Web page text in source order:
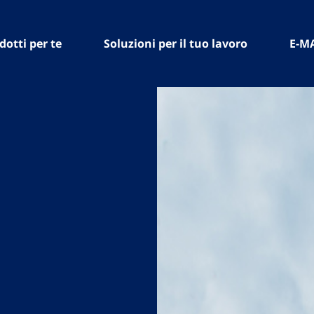
per te Soluzioni per il tuo lavoro E-